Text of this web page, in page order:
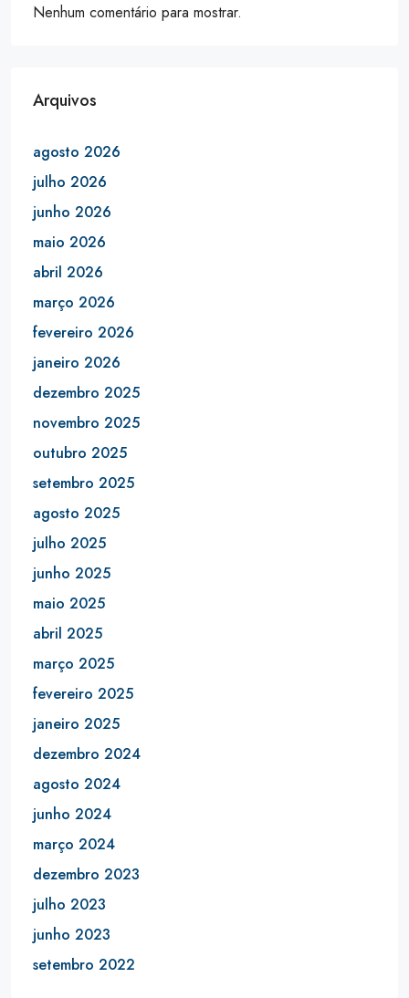
Nenhum comentário para mostrar.
Arquivos
agosto 2026
julho 2026
junho 2026
maio 2026
abril 2026
março 2026
fevereiro 2026
janeiro 2026
dezembro 2025
novembro 2025
outubro 2025
setembro 2025
agosto 2025
julho 2025
junho 2025
maio 2025
abril 2025
março 2025
fevereiro 2025
janeiro 2025
dezembro 2024
agosto 2024
junho 2024
março 2024
dezembro 2023
julho 2023
junho 2023
setembro 2022